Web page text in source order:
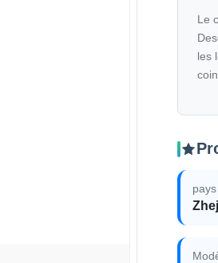
Le
les